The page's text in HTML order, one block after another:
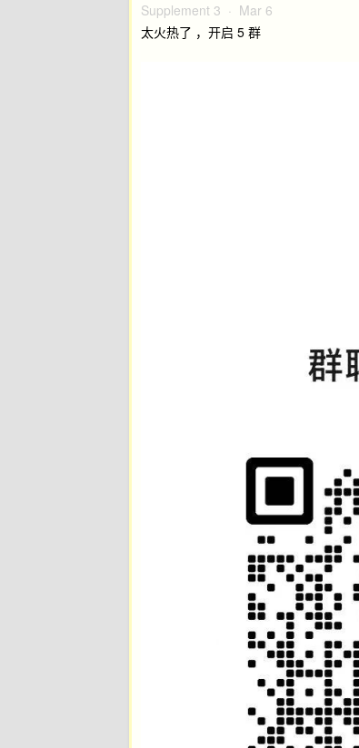
Supplement 3 · Mar 6
太火热了 ，开启 5 群